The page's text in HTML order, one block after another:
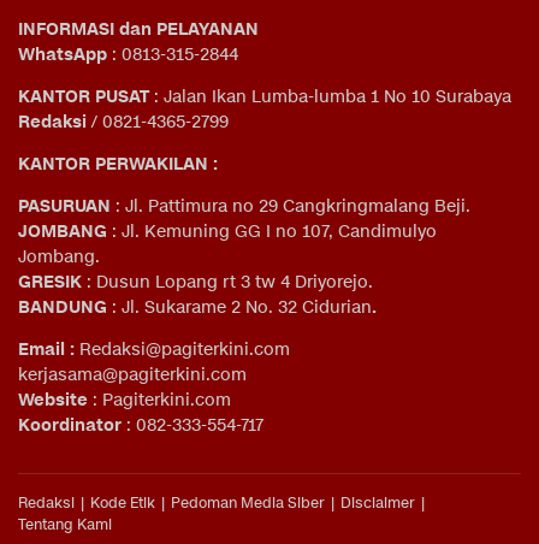
INFORMASI dan PELAYANAN
WhatsApp : 0813-315-2844
KANTOR PUSAT: Jalan Ikan Lumba-lumba 1 No 10 Surabaya
Redaksi / 0821-4365-2799
KANTOR PERWAKILAN :
PASURUAN : Jl. Pattimura no 29 Cangkringmalang Beji.
JOMBANG : Jl. Kemuning GG I no 107, Candimulyo
Jombang.
GRESIK : Dusun Lopang rt 3 tw 4 Driyorejo.
BANDUNG : Jl. Sukarame 2 No. 32 Cidurian.
Email : Redaksi@pagiterkini.com
kerjasama@pagiterkini.com
Website : Pagiterkini.com
Koordinator : 082-333-554-717
Redaksi Kode Etik Pedoman Media Siber
Disclaimer
Tentang Kami